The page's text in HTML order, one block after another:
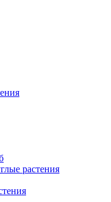
растения